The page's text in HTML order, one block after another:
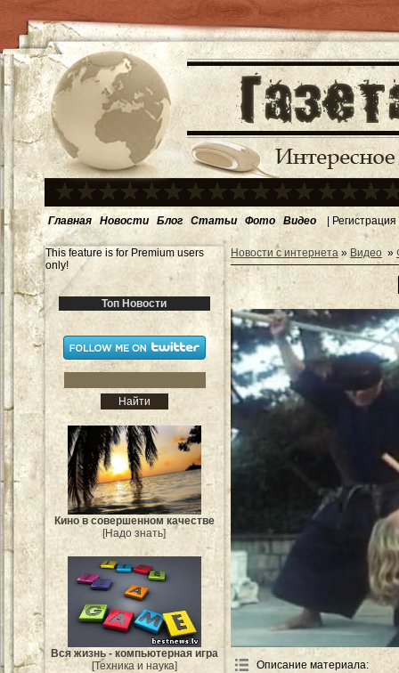
Главная Новости Блог Статьи Фото Видео | Регистрация
This feature is for Premium users
only!
Топ Новости
Кино в совершенном качестве
[Надо знать]
Вся жизнь - компьютерная игра
[Техника и наука]
Новости с интернета » Видео »
Описание материала: